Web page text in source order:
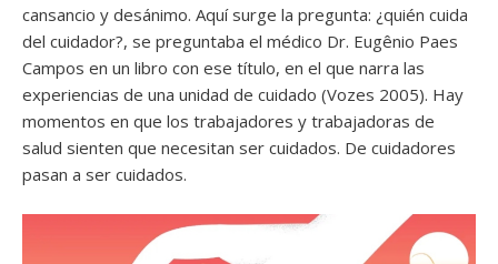
cansancio y desánimo. Aquí surge la pregunta: ¿quién cuida
del cuidador?, se preguntaba el médico Dr. Eugênio Paes
Campos en un libro con ese título, en el que narra las
experiencias de una unidad de cuidado (Vozes 2005). Hay
momentos en que los trabajadores y trabajadoras de
salud sienten que necesitan ser cuidados. De cuidadores
pasan a ser cuidados.